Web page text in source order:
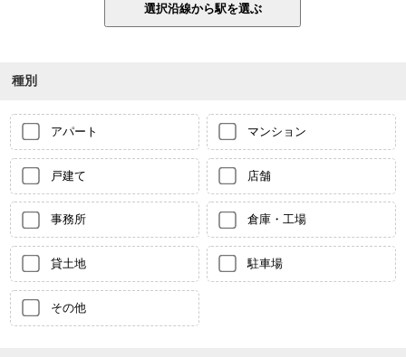
種別
アパート マンション
戸建て 店舗
事務所 倉庫・工場
貸土地 駐車場
その他